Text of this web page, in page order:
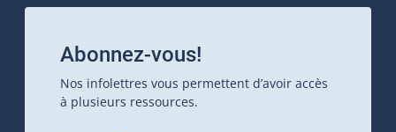
Abonnez-vous!
Nos infolettres vous permettent d’avoir accès
à plusieurs ressources.